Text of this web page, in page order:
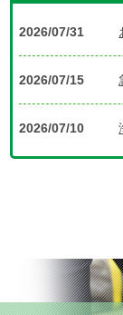
2026/07/31
2026/07/15
2026/07/10